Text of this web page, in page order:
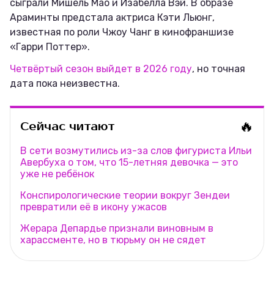
сыграли Мишель Мао и Изабелла Вэй. В образе
Араминты предстала актриса Кэти Льюнг,
известная по роли Чжоу Чанг в кинофраншизе
«Гарри Поттер».
Четвёртый сезон выйдет в 2026 году, но точная
дата пока неизвестна.
Сейчас читают 🔥
В сети возмутились из-за слов фигуриста Ильи
Авербуха о том, что 15-летняя девочка — это
уже не ребёнок
Конспирологические теории вокруг Зендеи
превратили её в икону ужасов
Жерара Депардье признали виновным в
харассменте, но в тюрьму он не сядет